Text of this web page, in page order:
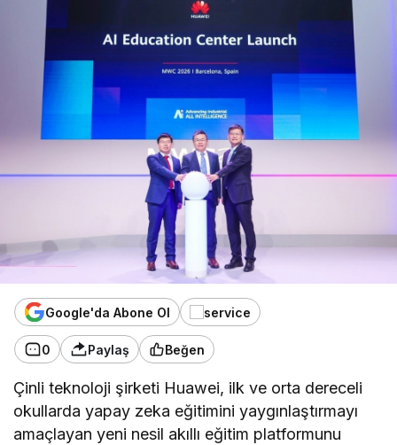
Google'da Abone Ol
0 Paylaş Beğen
Çinli teknoloji şirketi Huawei, ilk ve orta dereceli
okullarda yapay zeka eğitimini yaygınlaştırmayı
amaçlayan yeni nesil akıllı eğitim platformunu